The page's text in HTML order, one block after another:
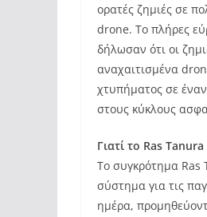
ορατές ζημιές σε
drone. Το πλήρες
δήλωσαν ότι οι
αναχαιτισμένα
χτυπήματος σε
στους κύκλους
Γιατί το Ras
Το συγκρότημα Ras
σύστημα για τις
ημέρα,